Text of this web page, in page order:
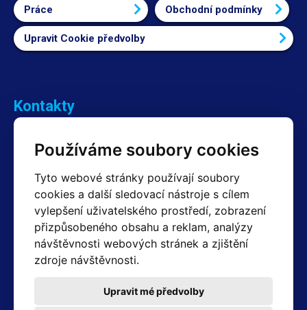
Používáme soubory cookies
Tyto webové stránky používají soubory
cookies a další sledovací nástroje s cílem
vylepšení uživatelského prostředí, zobrazení
přizpůsobeného obsahu a reklam, analýzy
návštěvnosti webových stránek a zjištění
zdroje návštěvnosti.
Upravit mé předvolby
Práce Obchodní podmínky
Upravit Cookie předvolby
Kontakty
+420 603 357 606 +420 605 234 204
Fakturační a expediční oddělení
+420 605 259 759 (Po–Pá: 7:30 – 15:00)
Technické oddělení
+420 603 355 085 (Po–Pá: 8:00 – 16:00)
servis@hotair.cz
Platba jen v hotovosti